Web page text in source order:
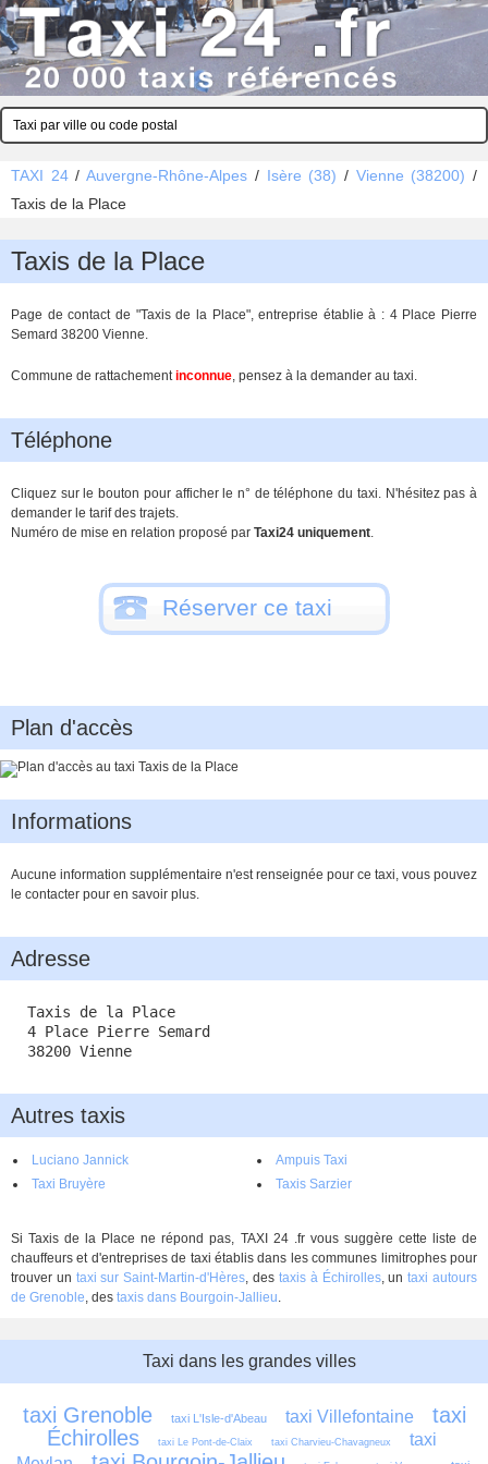
TAXI 24/Auvergne-Rhône-Alpes / Isère (38) / Vienne (38200) /
Taxis de la Place
Taxis de la Place
Page de contact de "Taxis de la Place", entreprise établie à : 4 Place Pierre
Semard 38200 Vienne.
Commune de rattachementinconnue, pensez à la demander au taxi.
Téléphone
Cliquez sur le bouton pour afficher le n° de téléphone du taxi. N'hésitez pas à
demander le tarif des trajets.
Numéro de mise en relation proposé par Taxi24 uniquement.
Réserver ce taxi
Plan d'accès
Informations
Aucune information supplémentaire n'est renseignée pour ce taxi, vous pouvez
le contacter pour en savoir plus.
Adresse
Taxis de la Place
4 Place Pierre Semard
38200 Vienne
Autres taxis
Luciano Jannick
Ampuis Taxi
Taxi Bruyère
Taxis Sarzier
Si Taxis de la Place ne répond pas, TAXI 24 .fr vous suggère cette liste de
chauffeurs et d'entreprises de taxi établis dans les communes limitrophes pour
trouver un taxi sur Saint-Martin-d'Hères, des taxis à Échirolles, untaxi autours
de Grenoble, des taxis dans Bourgoin-Jallieu.
Taxi dans les grandes villes
taxi Grenoble taxi L'Isle-d'Abeau taxi Villefontaine
taxi
Échirolles
taxi Le Pont-de-Claix taxi Charvieu-Chavagneux
taxi